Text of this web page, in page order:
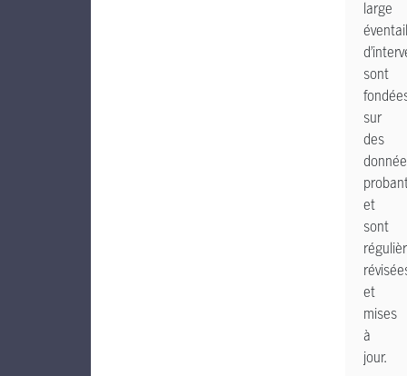
large
éventail
sont
sur
des
et
sont
et
mises
à
jour.